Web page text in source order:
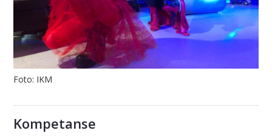
Foto: IKM
Kompetanse